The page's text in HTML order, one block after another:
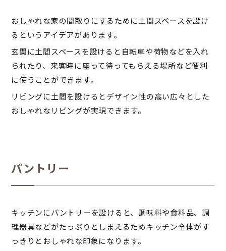
おしゃれな家の間取りにするために土間スペースを設け
るというアイデアがあります。
玄関に土間スペースを設けると自転車や荷物などを入れ
られたり、来客時に座って待ってもらえる場所など便利
に使うことができます。
リビングに土間を設けるとデザイン性の高い広々とした
おしゃれなリビングが実現できます。
パントリー
キッチンにパントリーを設けると、調味料や食料品、調
理器具などがたっぷりとしまえるためキッチン全体がす
っきりとおしゃれな印象になります。